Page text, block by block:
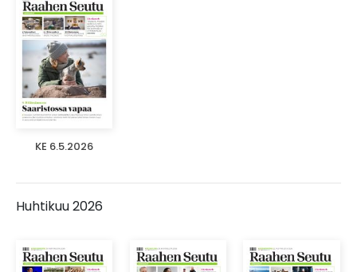
KE 6.5.2026
Huhtikuu 2026